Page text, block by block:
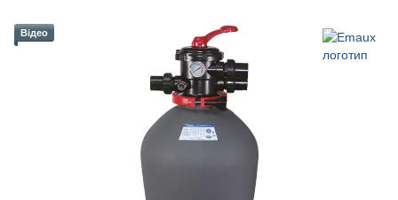
Відео